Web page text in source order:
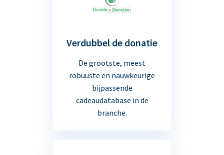
Verdubbel de donatie
De grootste, meest
robuuste en nauwkeurige
bijpassende
cadeaudatabase in de
branche.